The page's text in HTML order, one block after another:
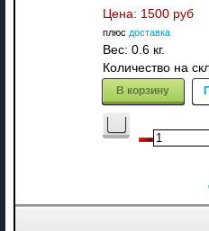
Цена: 1500 руб
плюс доставка
Вес: 0.6 кг.
Количество на
В корзину